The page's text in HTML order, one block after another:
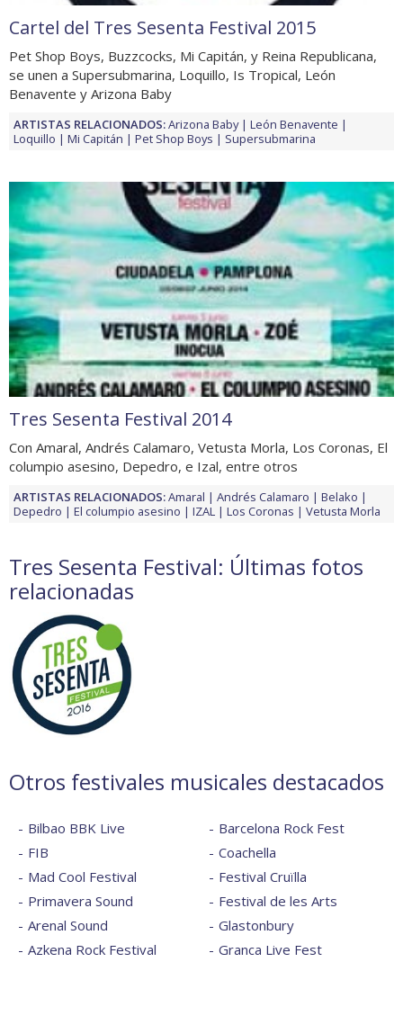
Cartel del Tres Sesenta Festival 2015
Pet Shop Boys, Buzzcocks, Mi Capitán, y Reina Republicana,
se unen a Supersubmarina, Loquillo, Is Tropical, León
Benavente y Arizona Baby
ARTISTAS RELACIONADOS:Arizona Baby
León Benavente
Loquillo
Mi Capitán Pet Shop Boys Supersubmarina
Tres Sesenta Festival 2014
Con Amaral, Andrés Calamaro, Vetusta Morla, Los Coronas, El
columpio asesino, Depedro, e Izal, entre otros
ARTISTAS RELACIONADOS:Amaral Andrés Calamaro
Belako
Depedro
El columpio asesino IZAL Los Coronas Vetusta Morla
Tres Sesenta Festival: Últimas fotos
relacionadas
Otros festivales musicales destacados
Bilbao BBK Live
FIB
Mad Cool Festival
Primavera Sound
Arenal Sound
Azkena Rock Festival
Barcelona Rock Fest
Coachella
Festival Cruïlla
Festival de les Arts
Glastonbury
Granca Live Fest